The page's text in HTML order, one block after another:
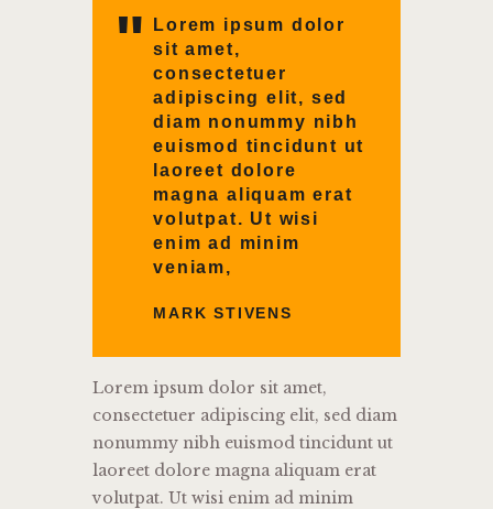
Lorem ipsum dolor
sit amet,
consectetuer
adipiscing elit, sed
diam nonummy nibh
euismod tincidunt ut
laoreet dolore
magna aliquam erat
volutpat. Ut wisi
enim ad minim
veniam,
MARK STIVENS
Lorem ipsum dolor sit amet,
consectetuer adipiscing elit, sed diam
nonummy nibh euismod tincidunt ut
laoreet dolore magna aliquam erat
volutpat. Ut wisi enim ad minim